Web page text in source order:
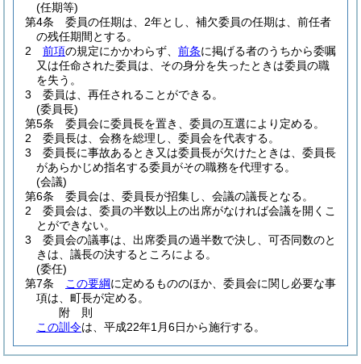
(任期等)
第4条
委員の任期は、2年とし、補欠委員の任期は、前任者
の残任期間とする。
2
前項の規定にかかわらず、 前条に掲げる者のうちから委嘱
又は任命された委員は、その身分を失ったときは委員の職
を失う。
3
委員は、再任されることができる。
(委員長)
第5条
委員会に委員長を置き、委員の互選により定める。
2
委員長は、会務を総理し、委員会を代表する。
3
委員長に事故あるとき又は委員長が欠けたときは、委員長
があらかじめ指名する委員がその職務を代理する。
(会議)
第6条
委員会は、委員長が招集し、会議の議長となる。
2
委員会は、委員の半数以上の出席がなければ会議を開くこ
とができない。
3
委員会の議事は、出席委員の過半数で決し、可否同数のと
きは、議長の決するところによる。
(委任)
第7条
この要綱に定めるもののほか、委員会に関し必要な事
項は、町長が定める。
附 則
この訓令は、平成22年1月6日から施行する。